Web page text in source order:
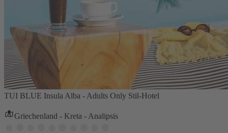
TUI BLUE Insula Alba - Adults Only Stil-Hotel
Griechenland - Kreta - Analipsis